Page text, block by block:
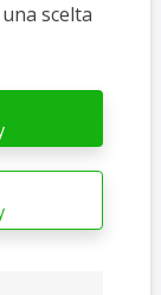
scelta